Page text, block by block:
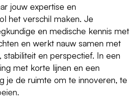
jouw expertise en
het verschil maken. Je
en medische kennis met
en werkt nauw samen met
stabiliteit en perspectief. In een
met korte lijnen en een
je de ruimte om te innoveren, te